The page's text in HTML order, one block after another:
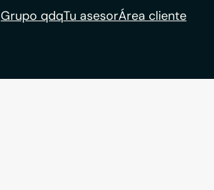
Grupo qdqTu asesorÁrea cliente